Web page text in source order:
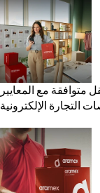
متوافقة مع المعايير